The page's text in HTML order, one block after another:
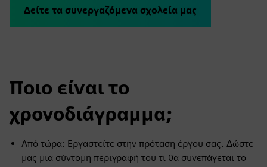
Δείτε τα συνεργαζόμενα σχολεία μας
Ποιο είναι το
χρονοδιάγραμμα;
Από τώρα: Εργαστείτε στην πρόταση έργου σας. Δώστε
μας μια σύντομη περιγραφή του τι θα συνεπάγεται το